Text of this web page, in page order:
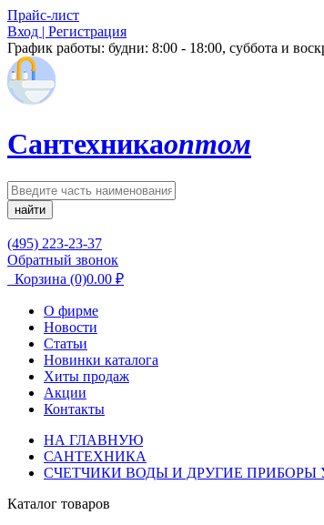
Прайс-лист
Вход | Регистрация
График работы: будни: 8:00 - 18:00, суббота и
Сантехникаоптом
найти
(495) 223-23-37
Обратный звонок
Корзина (0)0.00 ₽
О фирме
Новости
Статьи
Новинки каталога
Хиты продаж
Акции
Контакты
НА ГЛАВНУЮ
САНТЕХНИКА
СЧЕТЧИКИ ВОДЫ И ДРУГИЕ ПРИБОРЫ
Каталог товаров